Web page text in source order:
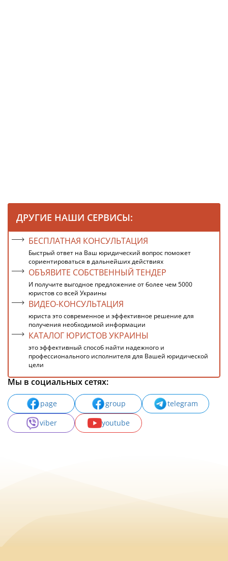
ДРУГИЕ НАШИ СЕРВИСЫ:
БЕСПЛАТНАЯ КОНСУЛЬТАЦИЯ
Быстрый ответ на Ваш юридический вопрос поможет
сориентироваться в дальнейших действиях
ОБЪЯВИТЕ СОБСТВЕННЫЙ ТЕНДЕР
И получите выгодное предложение от более чем 5000
юристов со всей Украины
ВИДЕО-КОНСУЛЬТАЦИЯ
юриста это современное и эффективное решение для
получения необходимой информации
КАТАЛОГ ЮРИСТОВ УКРАИНЫ
это эффективный способ найти надежного и
профессионального исполнителя для Вашей юридической
цели
Мы в социальных сетях:
page group
telegram
viber
youtube